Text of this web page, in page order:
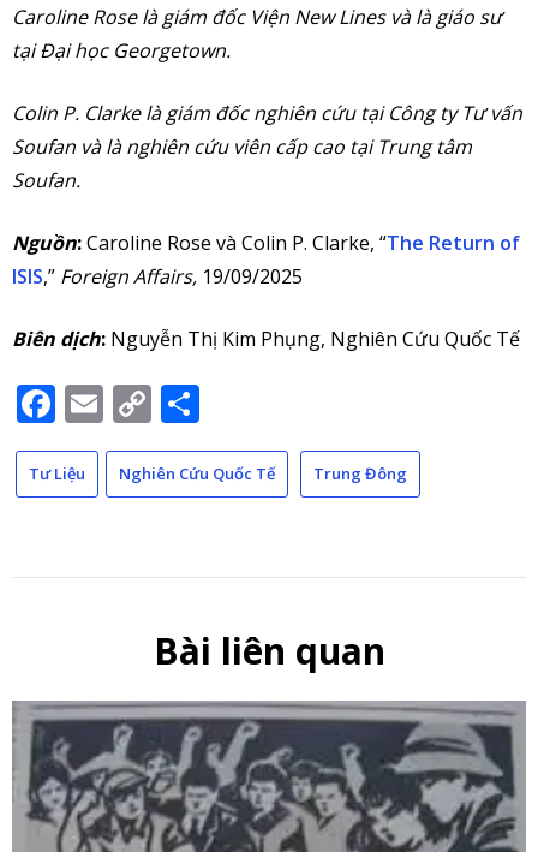
Caroline Rose là giám đốc Viện New Lines và là giáo sư
tại Đại học Georgetown.
Colin P. Clarke là giám đốc nghiên cứu tại Công ty Tư vấn
Soufan và là nghiên cứu viên cấp cao tại Trung tâm
Soufan.
Nguồn:Caroline Rose và Colin P. Clarke, “The Return of
ISIS,” Foreign Affairs, 19/09/2025
Biên dịch: Nguyễn Thị Kim Phụng, Nghiên Cứu Quốc Tế
Facebook
Email
Copy
Link
Tư Liệu Nghiên Cứu Quốc Tế Trung Đông
Bài liên quan